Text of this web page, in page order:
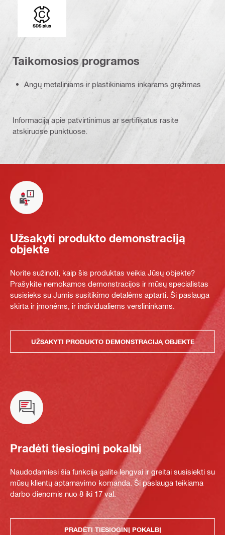
Jungimo antgalis
Taikomosios programos
Angų metaliniams ir plastikiniams inkarams gręžimas
Informaciją apie patvirtinimus ar sertifikatus rasite
atskiruose punktuose.
Užsakyti produkto demonstraciją
objekte
Norite sužinoti, kaip šis produktas veikia Jūsų objekte?
Prašykite nemokamos demonstracijos ir mūsų specialistas
susisieks su Jumis susitikimo detalėms aptarti. Ši paslauga
skirta ir įmonėms, ir individualiems verslininkams.
UŽSAKYTI PRODUKTO DEMONSTRACIJĄ OBJEKTE
Pradėti tiesioginį pokalbį
Naudodamiesi šia funkcija galite lengvai ir greitai susisiekti su
mūsų klientų aptarnavimo komanda. Ši paslauga teikiama
darbo dienomis nuo 8 iki 17 val.
PRADĖTI TIESIOGINĮ POKALBĮ